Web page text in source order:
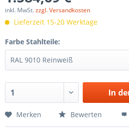
inkl. MwSt.zzgl. Versandkosten
Lieferzeit 15-20 Werktage
Farbe Stahlteile:
In
Merken Bewerten